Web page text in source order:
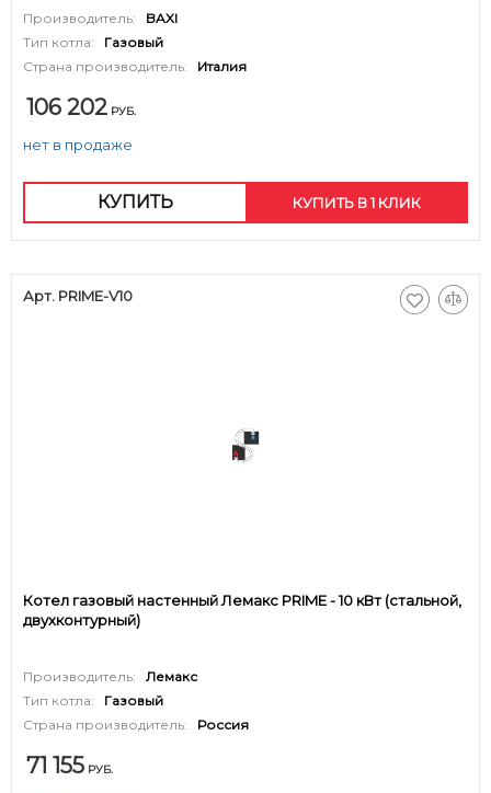
Производитель:
BAXI
Тип котла:
Газовый
Страна производитель:
Италия
106 202 РУБ.
нет в продаже
КУПИТЬ КУПИТЬ В 1 КЛИК
Арт. PRIME-V10
Котел газовый настенный Лемакс PRIME - 10 кВт (стальной,
двухконтурный)
Производитель:
Лемакс
Тип котла:
Газовый
Страна производитель:
Россия
71 155 РУБ.